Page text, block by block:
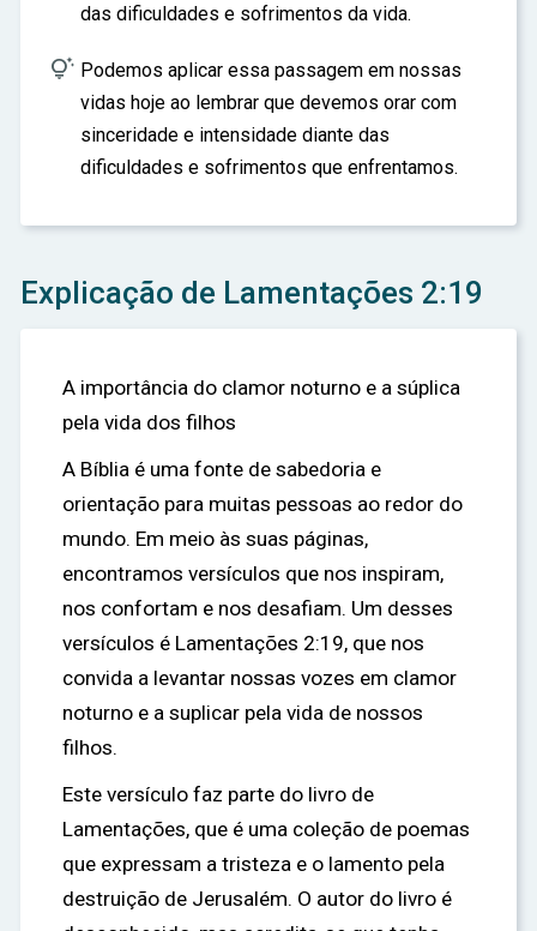
das dificuldades e sofrimentos da vida.
 Podemos aplicar essa passagem em nossas
vidas hoje ao lembrar que devemos orar com
sinceridade e intensidade diante das
dificuldades e sofrimentos que enfrentamos.
Explicação de Lamentações 2:19
A importância do clamor noturno e a súplica
pela vida dos filhos
A Bíblia é uma fonte de sabedoria e
orientação para muitas pessoas ao redor do
mundo. Em meio às suas páginas,
encontramos versículos que nos inspiram,
nos confortam e nos desafiam. Um desses
versículos é Lamentações 2:19, que nos
convida a levantar nossas vozes em clamor
noturno e a suplicar pela vida de nossos
filhos.
Este versículo faz parte do livro de
Lamentações, que é uma coleção de poemas
que expressam a tristeza e o lamento pela
destruição de Jerusalém. O autor do livro é